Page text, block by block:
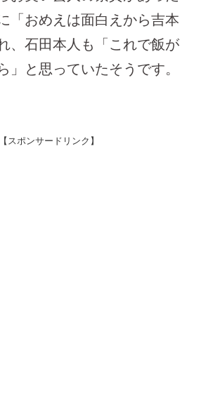
「おめえは面白えから吉本
、石田本人も「これで飯が
」と思っていたそうです。
【スポンサードリンク】